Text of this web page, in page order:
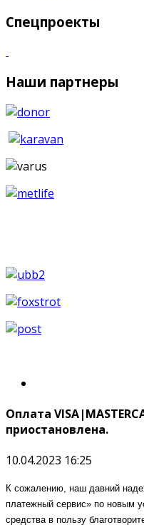
Спецпроекты
Наши партнеры
Оплата
приостановлена.
10.04.2023 16:25
К сожалению, наш давний
платежный сервис» по новым
средства в пользу